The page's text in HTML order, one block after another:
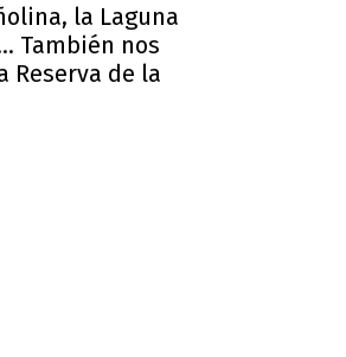
la Laguna
También nos
Reserva de la